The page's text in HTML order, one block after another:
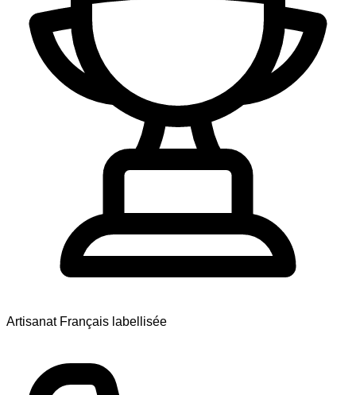
Artisanat Français labellisée